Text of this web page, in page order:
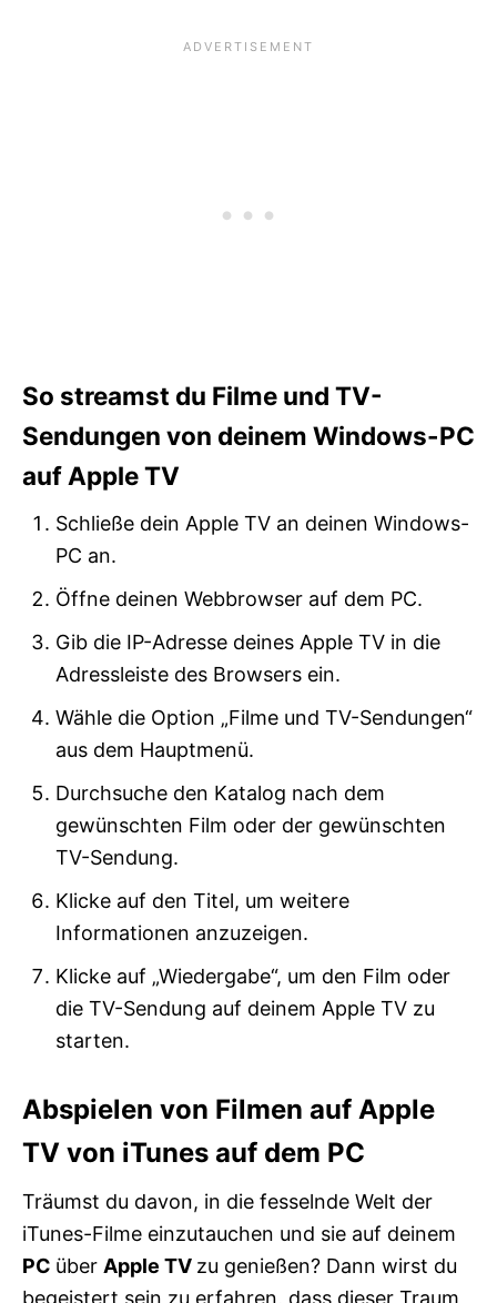
So streamst du Filme und TV-
Sendungen von deinem Windows-PC
auf Apple TV
Schließe dein Apple TV an deinen Windows-
PC an.
Öffne deinen Webbrowser auf dem PC.
Gib die IP-Adresse deines Apple TV in die
Adressleiste des Browsers ein.
Wähle die Option „Filme und TV-Sendungen“
aus dem Hauptmenü.
Durchsuche den Katalog nach dem
gewünschten Film oder der gewünschten
TV-Sendung.
Klicke auf den Titel, um weitere
Informationen anzuzeigen.
Klicke auf „Wiedergabe“, um den Film oder
die TV-Sendung auf deinem Apple TV zu
starten.
Abspielen von Filmen auf Apple
TV von iTunes auf dem PC
Träumst du davon, in die fesselnde Welt der
iTunes-Filme einzutauchen und sie auf deinem
PC über Apple TV zu genießen? Dann wirst du
begeistert sein zu erfahren, dass dieser Traum